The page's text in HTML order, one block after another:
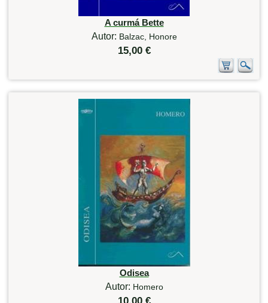
A curmá Bette
Autor: Balzac, Honore
15,00 €
Odisea
Autor: Homero